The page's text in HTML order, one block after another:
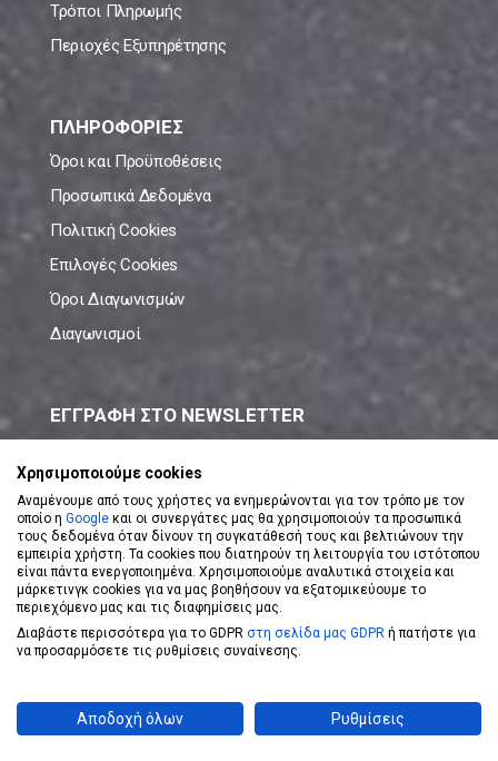
Τρόποι Πληρωμής
Περιοχές Εξυπηρέτησης
ΠΛΗΡΟΦΟΡΙΕΣ
Όροι και Προϋποθέσεις
Προσωπικά Δεδομένα
Πολιτική Cookies
Επιλογές Cookies
Όροι Διαγωνισμών
Διαγωνισμοί
ΕΓΓΡΑΦΗ ΣΤΟ NEWSLETTER
ΕΓΓΡΑΦΗ ΣΤΟ NEWSLETTER
Αποδέχομαι τουςΌρους Χρήσης
Powered byeShopKeyDesigned byKoolmetrix
Χρησιμοποιούμε cookies
Αναμένουμε από τους χρήστες να ενημερώνονται για τον τρόπο με τον
οποίο η Google και οι συνεργάτες μας θα χρησιμοποιούν τα προσωπικά
τους δεδομένα όταν δίνουν τη συγκατάθεσή τους και βελτιώνουν την
εμπειρία χρήστη. Τα cookies που διατηρούν τη λειτουργία του ιστότοπου
είναι πάντα ενεργοποιημένα. Χρησιμοποιούμε αναλυτικά στοιχεία και
μάρκετινγκ cookies για να μας βοηθήσουν να εξατομικεύουμε το
περιεχόμενο μας και τις διαφημίσεις μας.
Διαβάστε περισσότερα για το GDPR στη σελίδα μας GDPR ή πατήστε για
να προσαρμόσετε τις ρυθμίσεις συναίνεσης.
Αποδοχή όλων Ρυθμίσεις